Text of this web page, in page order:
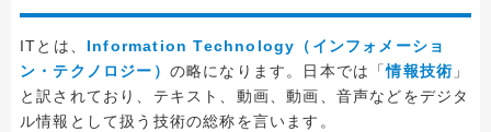
ITとは、 Information Technology（インフォメーショ
ン・テクノロジー） の略になります。日本では「情報技術 」
と訳されており、テキスト、動画、動画、音声などをデジタ
ル情報として扱う技術の総称を言います。